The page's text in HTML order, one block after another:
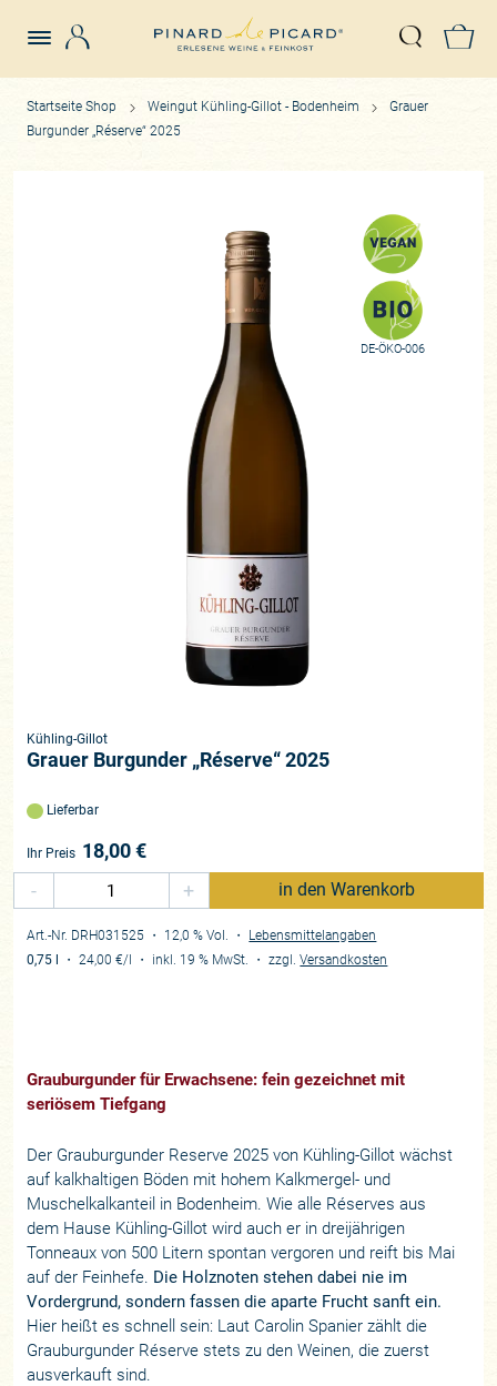
Suche
Startseite Shop Weingut Kühling-Gillot - Bodenheim
Grauer
Burgunder „Réserve“ 2025
DE-ÖKO-006
Kühling-Gillot
Grauer Burgunder „Réserve“ 2025
Lieferbar
Ihr Preis 18,00€
-
+ in den Warenkorb
Art.-Nr. DRH031525 ・ 12,0 % Vol. ・ Lebensmittelangaben
0,75 l
・24,00 €/l ・ inkl. 19 % MwSt. ・zzgl.Versandkosten
Grauburgunder für Erwachsene: fein gezeichnet mit
seriösem Tiefgang
Der Grauburgunder Reserve 2025 von Kühling-Gillot wächst
auf kalkhaltigen Böden mit hohem Kalkmergel- und
Muschelkalkanteil in Bodenheim. Wie alle Réserves aus
dem Hause Kühling-Gillot wird auch er in dreijährigen
Tonneaux von 500 Litern spontan vergoren und reift bis Mai
auf der Feinhefe. Die Holznoten stehen dabei nie im
Vordergrund, sondern fassen die aparte Frucht sanft ein.
Hier heißt es schnell sein: Laut Carolin Spanier zählt die
Grauburgunder Réserve stets zu den Weinen, die zuerst
ausverkauft sind.